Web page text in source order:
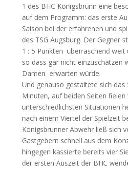
1 des BHC Königsbrunn eine
auf dem Programm: das erste
Saison bei der erfahrenen und
des TSG Augsburg. Der Gegner
1 : 5 Punkten überraschend weit
so dass gar nicht einzuschätzen
Damen erwarten würde.
Und genauso gestaltete sich das
Minuten, auf beiden Seiten
unterschiedlichsten Situationen
nach einem Viertel der Spielzeit
Königsbrunner Abwehr ließ sich
Gastgebern schnell aus dem
hingegen kassierte bereits vier
der ersten Auszeit der BHC